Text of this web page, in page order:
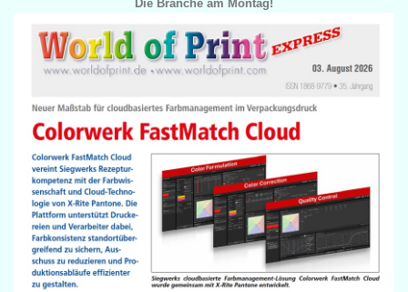
Die Branche am Montag!